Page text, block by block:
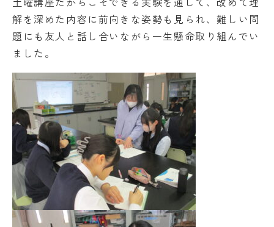
土曜講座だからこそできる実験を通して、改めて理
解を深めた内容に前向きな姿勢も見られ、難しい問
題にも友人と話し合いながら一生懸命取り組んでい
ました。